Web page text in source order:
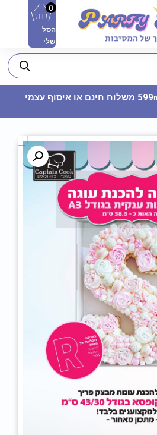
גרביון גוף רשת
34.90
0
הסל
שלי